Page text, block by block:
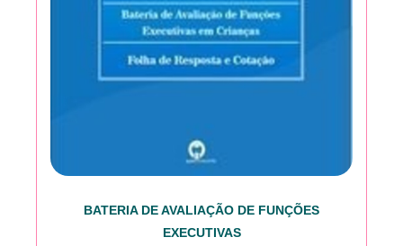
BATERIA DE AVALIAÇÃO DE FUNÇÕES
EXECUTIVAS